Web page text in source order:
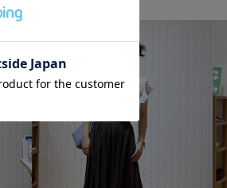
RP24aw洗えるニット
クーポン対象商品 ロペピクニックCM着用
期間限定イベント対象